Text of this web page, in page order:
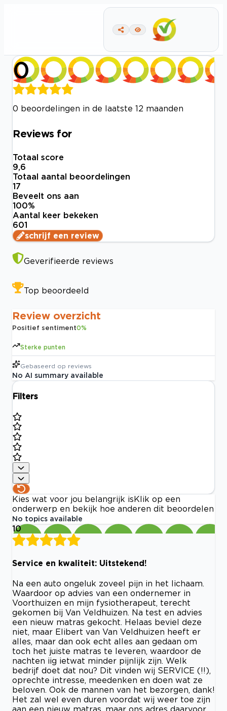
0
0 beoordelingen in de laatste 12 maanden
Reviews for
Totaal score
9,6
Totaal aantal beoordelingen
17
Beveelt ons aan
100%
Aantal keer bekeken
601
schrijf een review
Geverifieerde reviews
Top beoordeeld
Review overzicht
Positief sentiment0%
Sterke punten
Gebaseerd op reviews
No AI summary available
Filters
Kies wat voor jou belangrijk is Klik op een
onderwerp en bekijk hoe anderen dit beoordelen
No topics available
10
Service en kwaliteit: Uitstekend!
Na een auto ongeluk zoveel pijn in het lichaam.
Waardoor op advies van een ondernemer in
Voorthuizen en mijn fysiotherapeut, terecht
gekomen bij Van Veldhuizen. Na test en advies
een nieuw matras gekocht. Helaas beviel deze
niet, maar Elibert van Van Veldhuizen heeft er
alles, maar dan ook echt alles aan gedaan om
toch het juiste matras te leveren, waardoor de
nachten iig ietwat minder pijnlijk zijn. Welk
bedrijf doet dat nou? Dit vinden wij SERVICE (!!),
oprechte intresse, meedenken en doen wat ze
beloven. Ook de mannen van het bezorgen, dank!
Het zal wel even duren voordat wij weer toe zijn
aan een nieuw matras, maar ons adres daarvoor